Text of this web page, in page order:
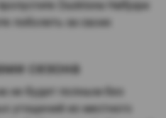
Ducktona Halfpipe
поболеть за своих
сезона
не будет полным без
угощений из местного